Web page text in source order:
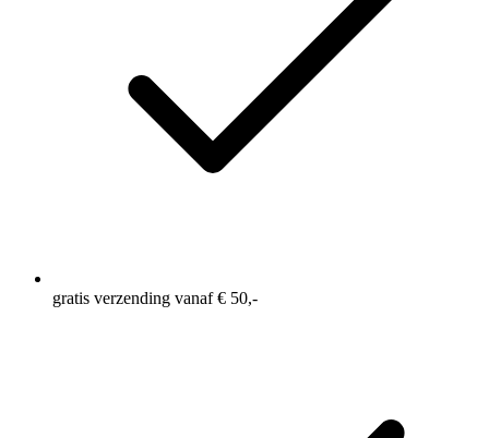
gratis verzending vanaf € 50,-